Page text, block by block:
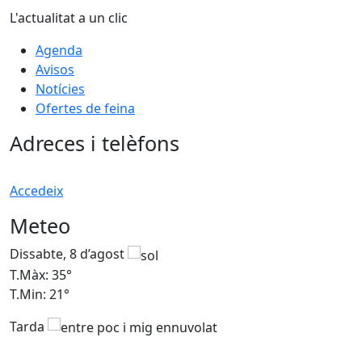
L'actualitat a un clic
Agenda
Avisos
Notícies
Ofertes de feina
Adreces i telèfons
Accedeix
Meteo
Dissabte, 8 d’agost
T.Màx: 35°
T.Min: 21°
Tarda